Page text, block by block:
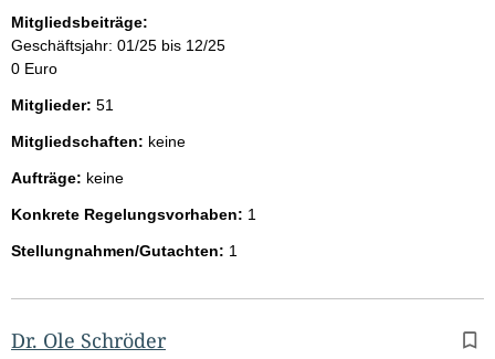
Mitgliedsbeiträge:
Geschäftsjahr: 01/25 bis 12/25
0 Euro
Mitglieder: 51
Mitgliedschaften: keine
Aufträge: keine
Konkrete Regelungsvorhaben: 1
Stellungnahmen/Gutachten: 1
Dr. Ole Schröder